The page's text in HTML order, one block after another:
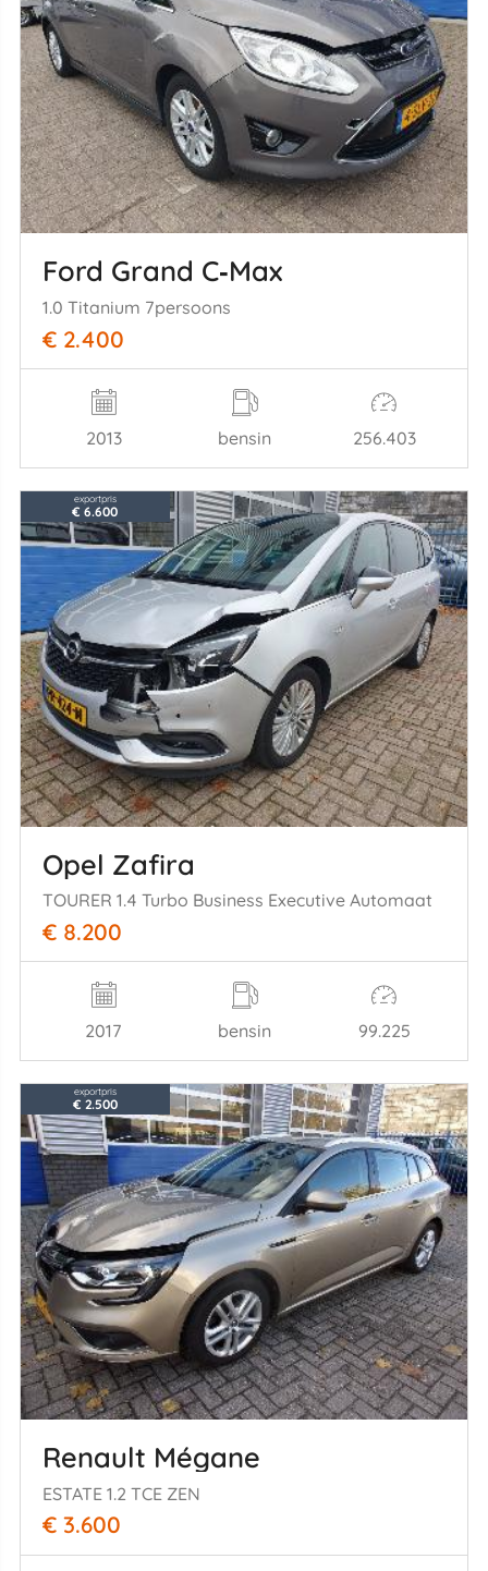
Ford Grand C‑Max
1.0 Titanium 7persoons
€ 2.400
2013 bensin 256.403
exportpris
€ 6.600
Opel Zafira
TOURER 1.4 Turbo Business Executive Automaat
€ 8.200
2017 bensin 99.225
exportpris
€ 2.500
Renault Mégane
ESTATE 1.2 TCE ZEN
€ 3.600